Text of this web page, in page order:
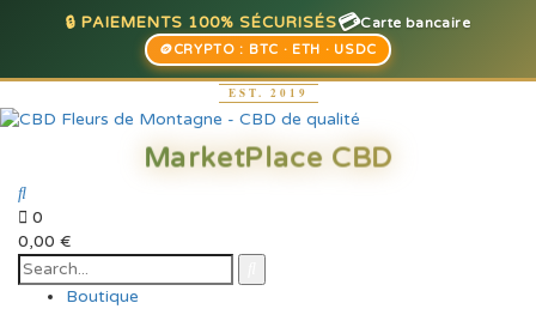
🔒 PAIEMENTS 100% SÉCURISÉS💳Carte bancaire
🪙CRYPTO : BTC · ETH · USDC
0
0,00 €
Boutique